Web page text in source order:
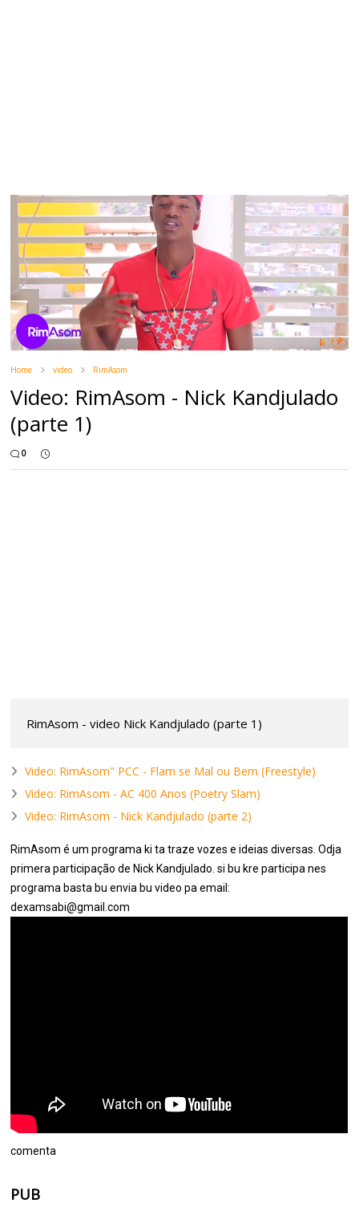
Home video RimAsom
Video: RimAsom - Nick Kandjulado
(parte 1)
0
RimAsom - video Nick Kandjulado (parte 1)
Video: RimAsom" PCC - Flam se Mal ou Bem (Freestyle)
Video: RimAsom - AC 400 Anos (Poetry Slam)
Video: RimAsom - Nick Kandjulado (parte 2)
RimAsom é um programa ki ta traze vozes e ideias diversas. Odja
primera participação de Nick Kandjulado. si bu kre participa nes
programa basta bu envia bu video pa email:
dexamsabi@gmail.com
comenta
PUB